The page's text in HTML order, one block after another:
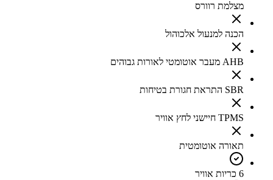
מצלמת רוורס
הכנה למנעול אלכוהול
AHB מעבר אוטומטי לאורות גבוהים
SBR התראת חגורת בטיחות
TPMS חיישני לחץ אוויר
תאורה אוטומטית
6 כריות אוויר